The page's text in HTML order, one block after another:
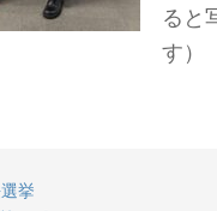
ると
す）
挙